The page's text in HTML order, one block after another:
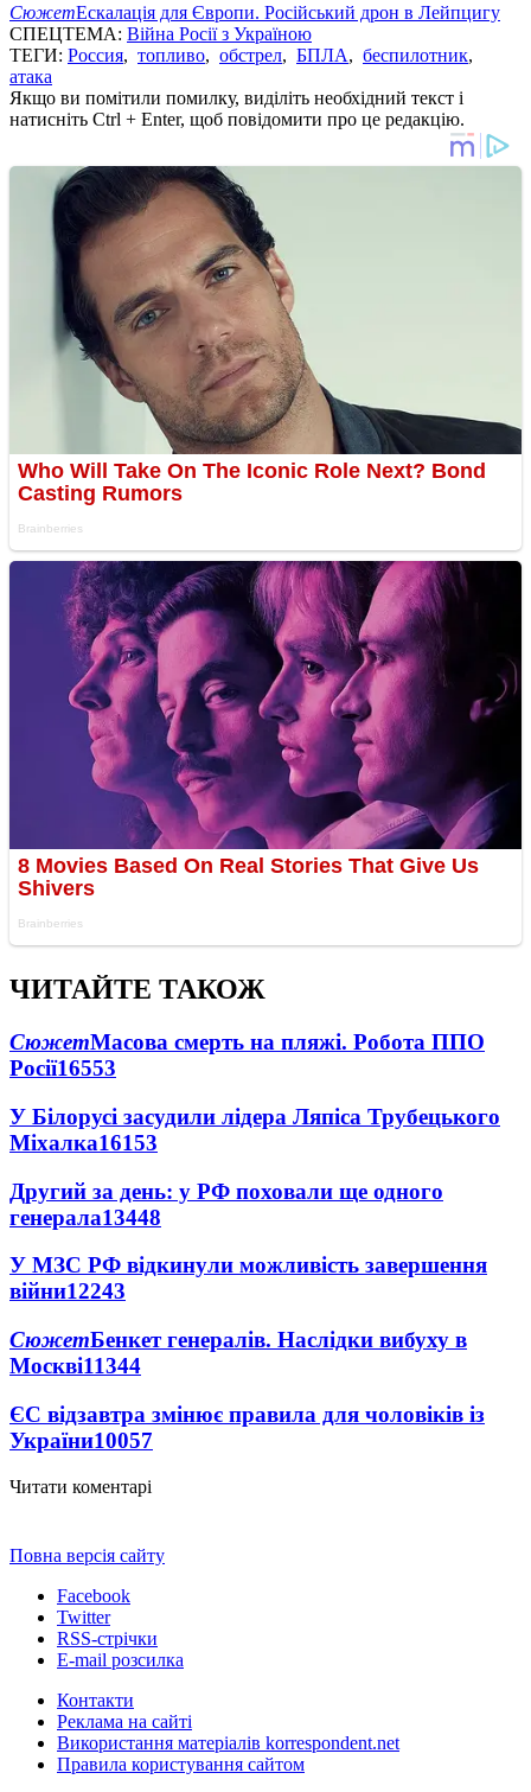
СюжетЕскалація для Європи. Російський дрон в Лейпцигу
СПЕЦТЕМА: Війна Росії з Україною
ТЕГИ: Россия, топливо, обстрел, БПЛА, беспилотник,
атака
Якщо ви помітили помилку, виділіть необхідний текст і
натисніть Ctrl + Enter, щоб повідомити про це редакцію.
ЧИТАЙТЕ ТАКОЖ
СюжетМасова смерть на пляжі. Робота ППО
Росії16553
У Білорусі засудили лідера Ляпіса Трубецького
Міхалка16153
Другий за день: у РФ поховали ще одного
генерала13448
У МЗС РФ відкинули можливість завершення
війни12243
СюжетБенкет генералів. Наслідки вибуху в
Москві11344
ЄС відзавтра змінює правила для чоловіків із
України10057
Читати коментарі
Повна версія сайту
Facebook
Twitter
RSS-стрічки
E-mail розсилка
Контакти
Реклама на сайті
Використання матеріалів korrespondent.net
Правила користування сайтом